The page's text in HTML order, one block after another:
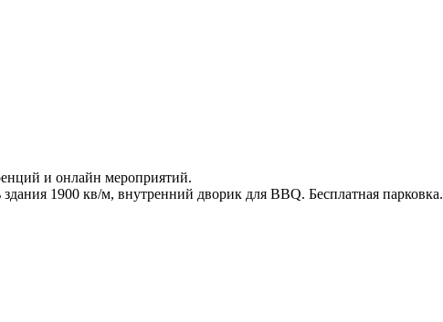
и онлайн мероприятий.
1900 кв/м, внутренний дворик для BBQ. Бесплатная парковка.